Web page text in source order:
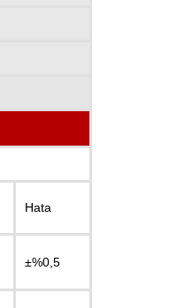
Hata
±%0,5